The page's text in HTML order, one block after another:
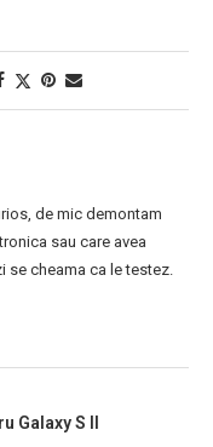
de mic demontam
sau care avea
se cheama ca le testez.
Galaxy S II